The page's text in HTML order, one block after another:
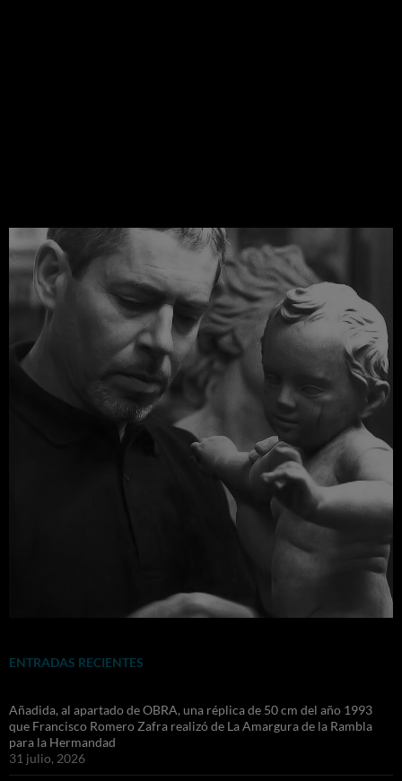
ENTRADAS RECIENTES
Añadida, al apartado de OBRA, una réplica de 50 cm del año 1993
que Francisco Romero Zafra realizó de La Amargura de la Rambla
para la Hermandad
31 julio, 2026